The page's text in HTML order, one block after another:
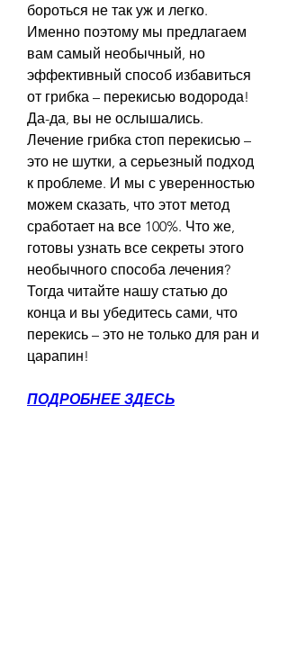
бороться не так уж и легко.
Именно поэтому мы предлагаем
вам самый необычный, но
эффективный способ избавиться
от грибка – перекисью водорода!
Да-да, вы не ослышались.
Лечение грибка стоп перекисью –
это не шутки, а серьезный подход
к проблеме. И мы с уверенностью
можем сказать, что этот метод
сработает на все 100%. Что же,
готовы узнать все секреты этого
необычного способа лечения?
Тогда читайте нашу статью до
конца и вы убедитесь сами, что
перекись – это не только для ран и
царапин!
ПОДРОБНЕЕ ЗДЕСЬ